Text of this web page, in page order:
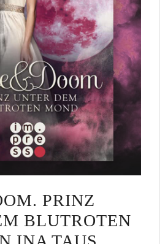
PRINZ
BLUTROTEN